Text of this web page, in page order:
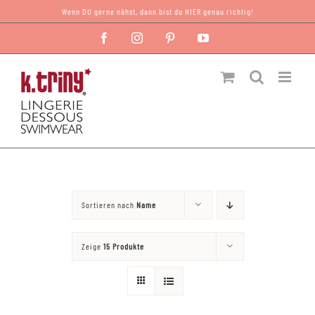
Inhalt
Wenn DU gerne nähst, dann bist du HIER genau richtig!
FacebookInstagramPinterest
Sortieren nach Name
Zeige 15 Produkte